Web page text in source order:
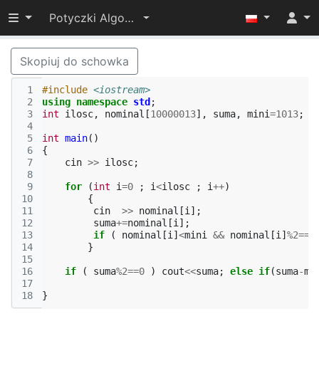
Przełącz widoczność menu
Potyczki Algorytmiczne 2015
Skopiuj do schowka
1
2
3
4
5
6
7
8
9
10
11
12
13
14
15
16
17
18
#include <iostream>
using namespace std ;
int
ilosc, nominal [10000013], suma, mini=1013;
int main()
{
cin >> ilosc;
for (int i=0 ; i<ilosc ; i++)
{
cin
>> nominal [i ];
suma+=nominal [i ];
if
( nominal [i ] <mini && nominal [i ] %2==
}
if ( suma%2==0 ) cout<<suma; else if(suma-
}